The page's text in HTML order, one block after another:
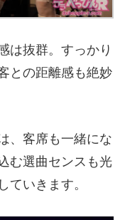
は抜群。すっかり
との距離感も絶妙
、客席も一緒にな
む選曲センスも光
ていきます。